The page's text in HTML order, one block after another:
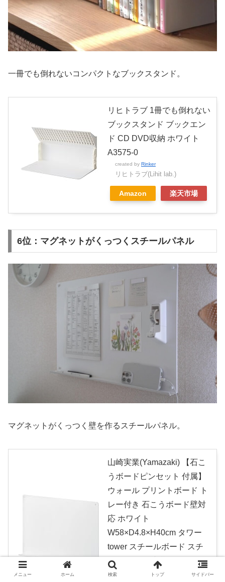
一冊でも倒れないコンパクトなブックスタンド。
リヒトラブ 1冊でも倒れない
ブックスタンド ブックエン
ド CD DVD収納 ホワイト
A3575-0
created by Rinker
リヒトラブ(Lihit lab.)
Amazon 楽天市場
6位：マグネットがくっつくスチールパネル
マグネットがくっつく壁を作るスチールパネル。
山崎実業(Yamazaki) 【石こ
うボードピンセット 付属】
ウォール プリントボード ト
レー付き 石こうボード壁対
応 ホワイト
W58×D4.8×H40cm タワー
tower スチールボード スチ
ールパネル 壁掛け 1895
created by Rinker
メニュー ホーム 検索 トップ サイドバー